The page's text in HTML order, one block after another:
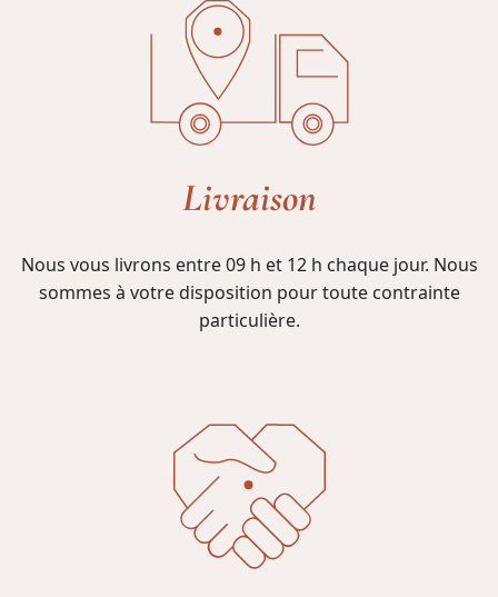
Livraison
Nous vous livrons entre 09 h et 12 h chaque jour. Nous
sommes à votre disposition pour toute contrainte
particulière.